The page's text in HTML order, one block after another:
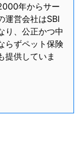
年からサー
運営会社はSBI
り、公正かつ中
らずペット保険
提供していま